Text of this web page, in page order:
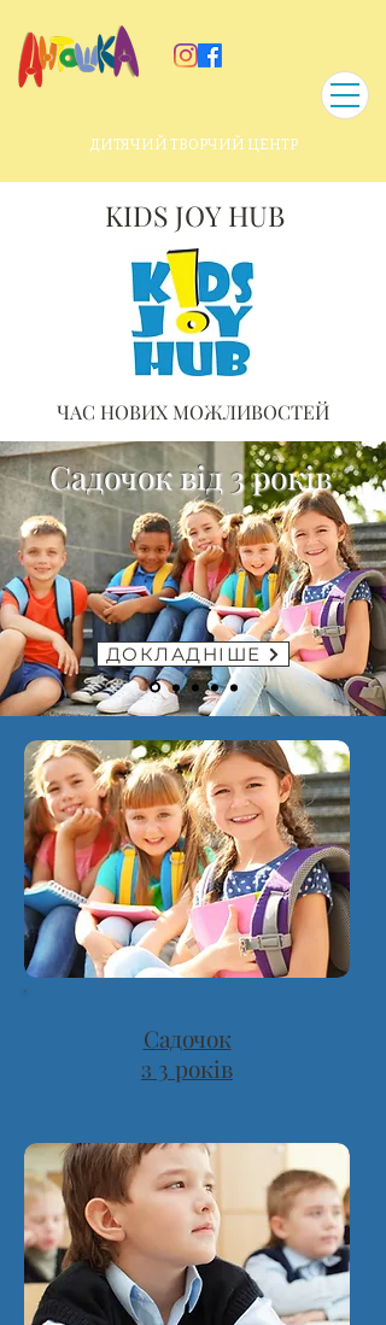
ДИТЯЧИЙ ТВОРЧИЙ ЦЕНТР
KIDS JOY HUB
ЧАС НОВИХ МОЖЛИВОСТЕЙ
Садочок від 3 років
ДОКЛАДНІШЕ
Садочок
з 3 років